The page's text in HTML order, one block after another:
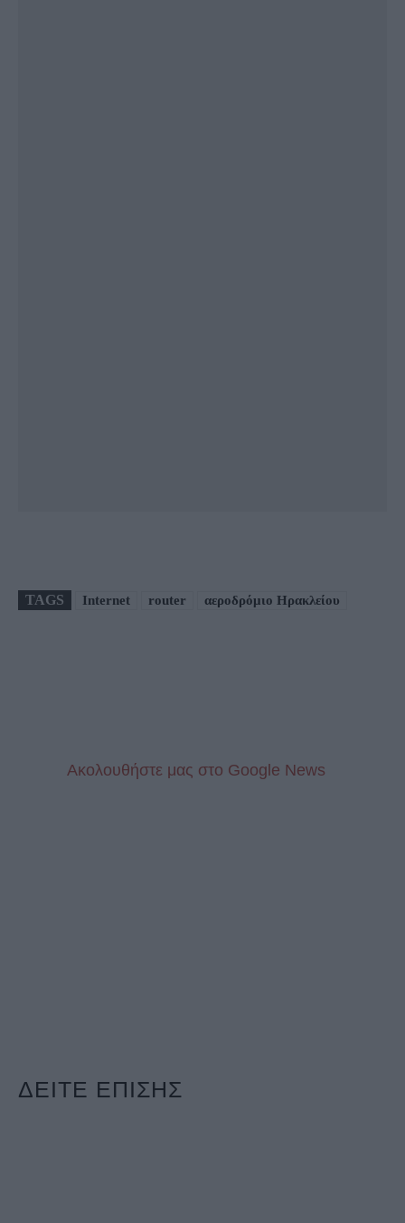
TAGS Internet router αεροδρόμιο Ηρακλείου
Aκολουθήστε μας στo Google News
ΔΕΙΤΕ ΕΠΙΣΗΣ